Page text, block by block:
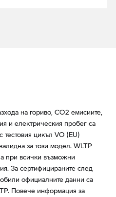
на гориво, CO2 емисиите,
и електрическия пробег са
тестовия цикъл VO (EU)
за този модел. WLTP
при всички възможни
За сертифицираните след
официалните данни са
Повече информация за